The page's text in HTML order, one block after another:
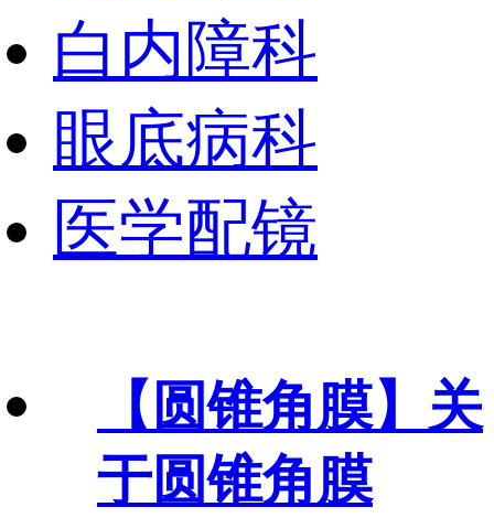
白内障科
眼底病科
医学配镜
【圆锥角膜】 关
于圆锥角膜